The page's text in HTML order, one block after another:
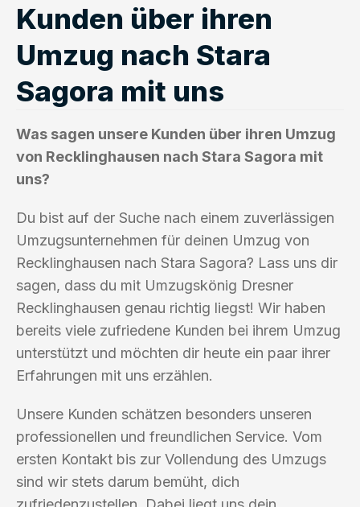
Kunden über ihren
Umzug nach Stara
Sagora mit uns
Was sagen unsere Kunden über ihren Umzug
von Recklinghausen nach Stara Sagora mit
uns?
Du bist auf der Suche nach einem zuverlässigen
Umzugsunternehmen für deinen Umzug von
Recklinghausen nach Stara Sagora? Lass uns dir
sagen, dass du mit Umzugskönig Dresner
Recklinghausen genau richtig liegst! Wir haben
bereits viele zufriedene Kunden bei ihrem Umzug
unterstützt und möchten dir heute ein paar ihrer
Erfahrungen mit uns erzählen.
Unsere Kunden schätzen besonders unseren
professionellen und freundlichen Service. Vom
ersten Kontakt bis zur Vollendung des Umzugs
sind wir stets darum bemüht, dich